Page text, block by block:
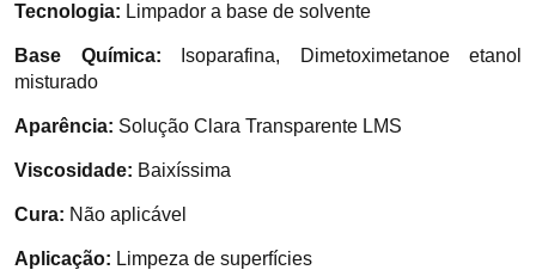
Tecnologia: Limpador a base de solvente
Base Química:
Isoparafina, Dimetoximetanoe etanol
misturado
Aparência: Solução Clara Transparente LMS
Viscosidade: Baixíssima
Cura: Não aplicável
Aplicação: Limpeza de superfícies